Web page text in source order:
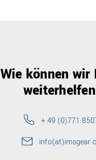
Wie können wir
+ 49 (0)771